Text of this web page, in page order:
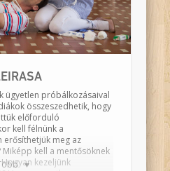
ügyetlen próbálkozásaival
összeszedhetik, hogy
előforduló
kell félnünk a
erősíthetjük meg az
kell a mentősöknek
kezeljünk